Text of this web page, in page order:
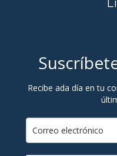
Recibe ada día en tu